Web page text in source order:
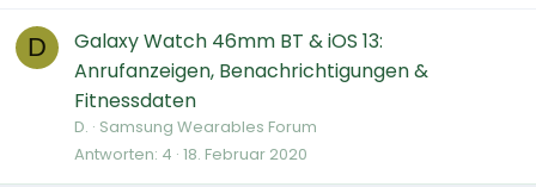
D
Galaxy Watch 46mm BT & iOS 13:
Anrufanzeigen, Benachrichtigungen &
Fitnessdaten
D. Samsung Wearables Forum
Antworten 4 18. Februar 2020